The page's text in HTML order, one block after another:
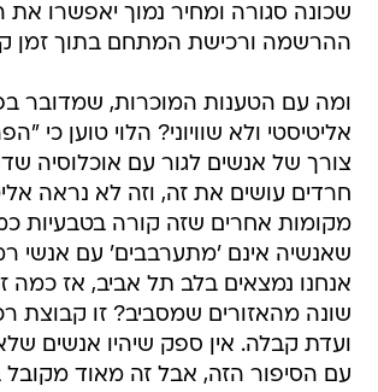
שכונה סגורה ומחיר נמוך יאפשרו
ההרשמה ורכישת המתחם בתוך זמן
ומה עם הטענות המוכרות, שמדובר
אליטיסטי ולא שוויוני? הלוי טוען כי
צורך של אנשים לגור עם אוכלוסיה
חרדים עושים את זה, וזה לא נראה
מקומות אחרים שזה קורה בטבעיות
שאנשיה אינם 'מתערבבים' עם אנשי
אנחנו נמצאים בלב תל אביב, אז כמה
שונה מהאזורים שמסביב? זו קבוצת
ועדת קבלה. אין ספק שיהיו אנשים
עם הסיפור הזה, אבל זה מאוד מקובל